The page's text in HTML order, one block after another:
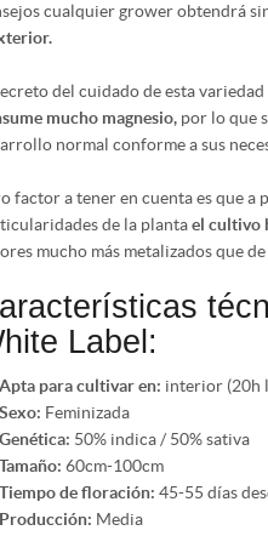
cualquiergrowerobtendrá
del cuidado de esta
mucho magnesio, por lo que
normal conforme a sus
factor a tener en cuenta es que a
de la plantael cultivo
mucho más metalizados que
Label:
Apta para cultivar en: interior (20h
Sexo: Feminizada
Genética: 50% indica / 50% sativa
Tamaño: 60cm-100cm
Tiempo de floración: 45-55 días
Producción: Media